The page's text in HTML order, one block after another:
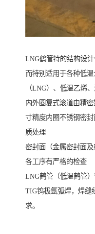
LNG鹤管特的结构设
而特别适用于各种低
（LNG）、低温乙烯
内外圈复式滚道由精
寸精度内圈不锈钢密
质处理
密封面（金属密封面
各工序有严格的检查
LNG鹤管（低温鹤管
TIG钨极氩弧焊，焊
求。